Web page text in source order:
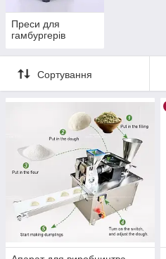
Преси для
гамбургерів
Сортування